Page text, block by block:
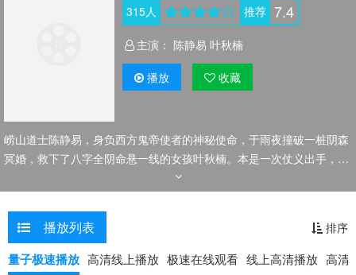
315人 推荐 7.4
主演： 陈静易 叶秋楠
播放 收藏
崂山道士陈静易，身负西方鬼帝使者的神秘使命，于雨夜撞破一桩阴森
冥婚，救下了八字全阴命悬一线的女孩叶秋楠。本是一次仗义出手，却
让他与叶秋楠一同被卷入邪教幽冥会复活上古鬼王的惊天阴谋。幽冥会
为唤醒鬼王，需完成残忍的鬼王五祭。陈静易被迫与铁面警员隋成海，
睿智老者楚老及其飒爽孙女楚佳佳等同伴结盟，踏上征途共斗幽冥会。
播放列表 排序
量子极速播放 高清线上播放 极速在线观看 线上高清播放 高清